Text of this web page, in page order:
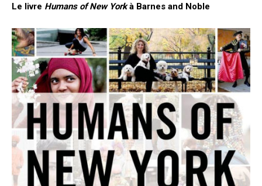
Le livre Humans of New Yorkà Barnes and Noble